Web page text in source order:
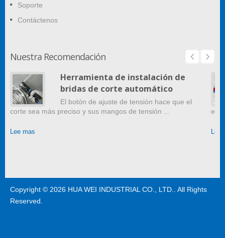
Soporte
Contáctenos
Nuestra Recomendación
Herramienta de instalación de
bridas de corte automático
El botón de ajuste de tensión hace que el
corte sea más preciso y sus mangos de tensión ...
Lee mas
en
Copyright © 2026 HUA WEI INDUSTRIAL CO., LTD.
. All Rights
Reserved.